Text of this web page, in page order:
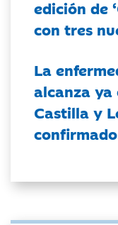
edición de
con tres
La
alcanza
Castilla y